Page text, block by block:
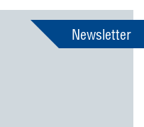
Newsletter